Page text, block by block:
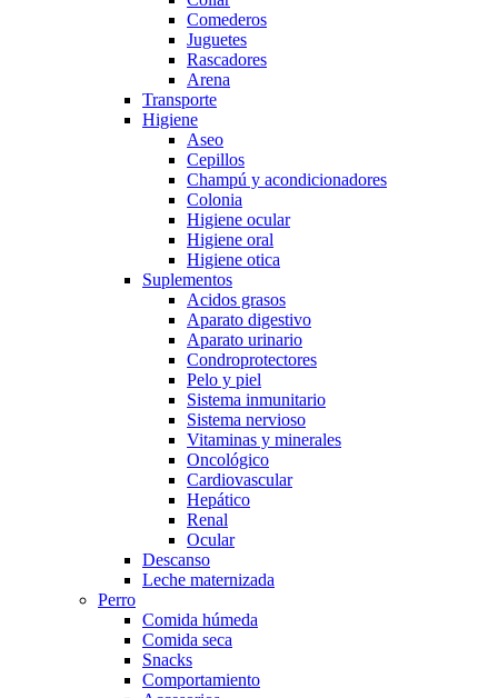
Comederos
Juguetes
Rascadores
Arena
Transporte
Higiene
Aseo
Cepillos
Champú y acondicionadores
Colonia
Higiene ocular
Higiene oral
Higiene otica
Suplementos
Acidos grasos
Aparato digestivo
Aparato urinario
Condroprotectores
Pelo y piel
Sistema inmunitario
Sistema nervioso
Vitaminas y minerales
Oncológico
Cardiovascular
Hepático
Renal
Ocular
Descanso
Leche maternizada
Perro
Comida húmeda
Comida seca
Snacks
Comportamiento